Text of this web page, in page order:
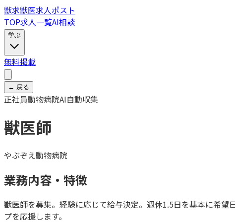
獣求獣医求人ポスト
TOP求人一覧AI相談
学ぶ
無料掲載
← 戻る
正社員動物病院AI自動収集
獣医師
やぶぞえ動物病院
業務内容・特徴
獣医師を募集。経験に応じて給与決定。週休1.5日を基本に希
プを応援します。